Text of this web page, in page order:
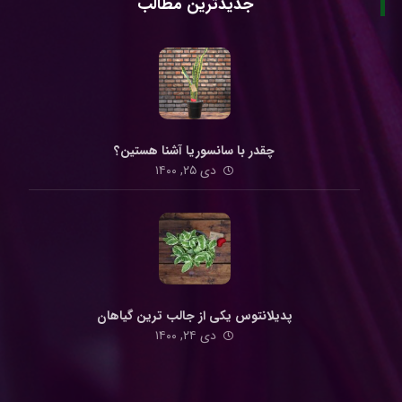
چقدر با سانسوریا آشنا هستین؟
دی ۲۵, ۱۴۰۰
پدیلانتوس یکی از جالب ترین گیاهان
دی ۲۴, ۱۴۰۰